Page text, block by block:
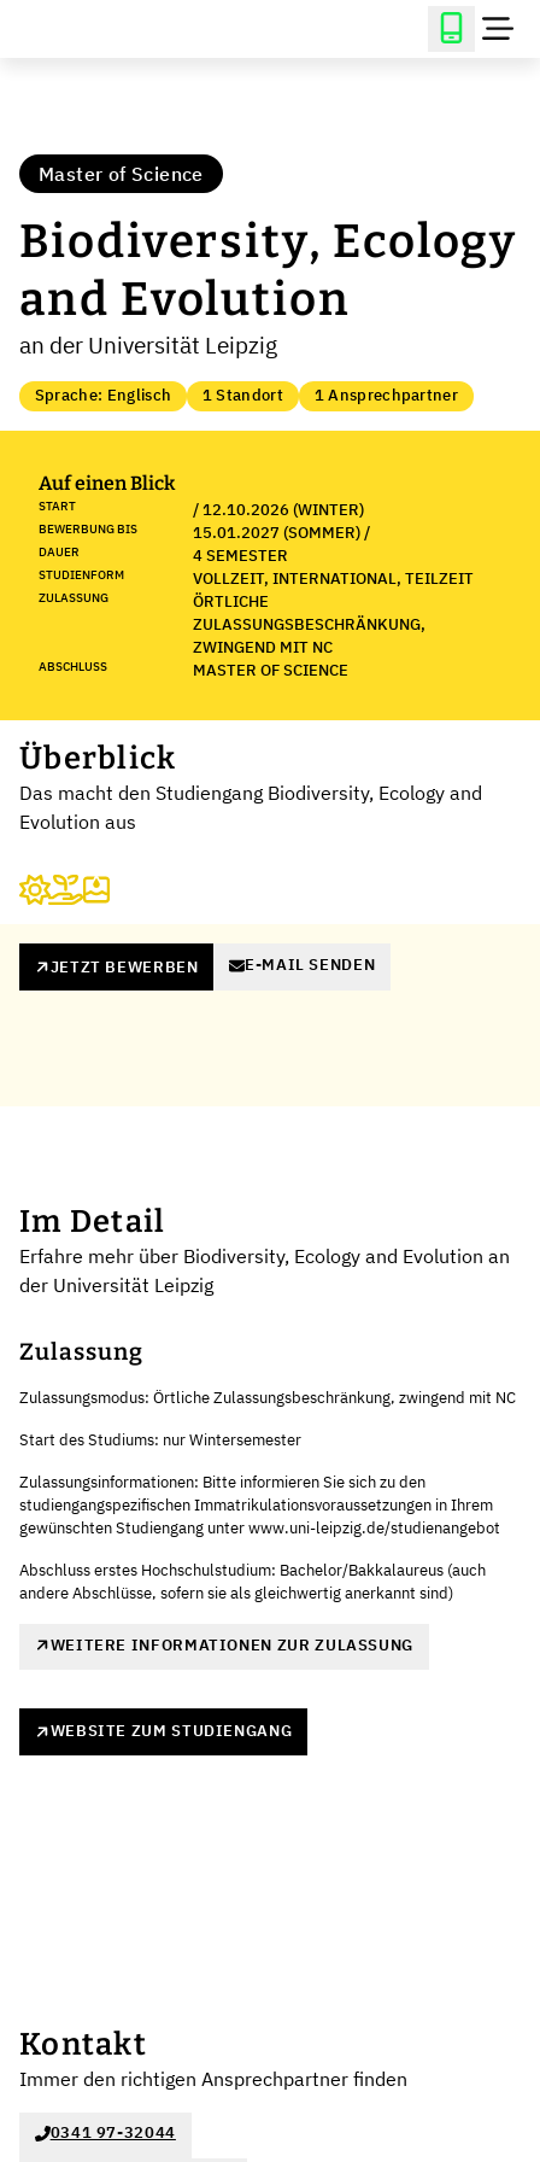
Master of Science
Biodiversity, Ecology
and Evolution
an der Universität Leipzig
Sprache: Englisch 1 Standort 1 Ansprechpartner
Auf einen Blick
START / 12.10.2026 (WINTER)
BEWERBUNG BIS 15.01.2027 (SOMMER) /
DAUER 4 SEMESTER
STUDIENFORM VOLLZEIT, INTERNATIONAL, TEILZEIT
ZULASSUNG
ÖRTLICHE
ZULASSUNGSBESCHRÄNKUNG,
ZWINGEND MIT NC
ABSCHLUSS MASTER OF SCIENCE
Überblick
Das macht den Studiengang Biodiversity, Ecology and
Evolution aus
JETZT BEWERBEN E-MAIL SENDEN
Im Detail
Erfahre mehr über Biodiversity, Ecology and Evolution an
der Universität Leipzig
Zulassung
Zulassungsmodus: Örtliche Zulassungsbeschränkung, zwingend mit NC
Start des Studiums: nur Wintersemester
Zulassungsinformationen: Bitte informieren Sie sich zu den
studiengangspezifischen Immatrikulationsvoraussetzungen in Ihrem
gewünschten Studiengang unter www.uni-leipzig.de/studienangebot
Abschluss erstes Hochschulstudium: Bachelor/Bakkalaureus (auch
andere Abschlüsse, sofern sie als gleichwertig anerkannt sind)
WEITERE INFORMATIONEN ZUR ZULASSUNG
WEBSITE ZUM STUDIENGANG
Kontakt
Immer den richtigen Ansprechpartner finden
0341 97-32044